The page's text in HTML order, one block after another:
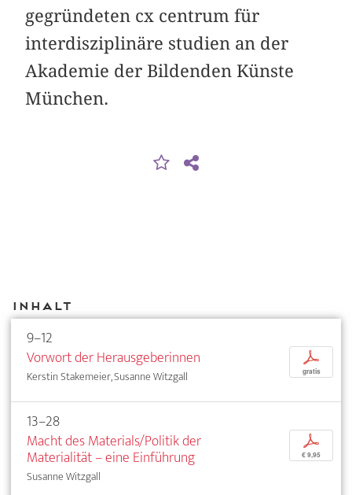
gegründeten cx centrum für
interdisziplinäre studien an der
Akademie der Bildenden Künste
München.
Inhalt
9–12
Vorwort der Herausgeberinnen
Kerstin Stakemeier, Susanne Witzgall
p
gratis
13–28
Macht des Materials/Politik der
Materialität – eine Einführung
Susanne Witzgall
p
€ 9,95